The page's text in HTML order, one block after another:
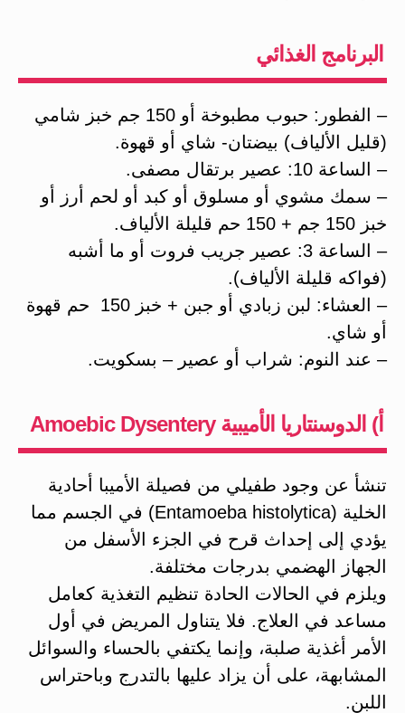
البرنامج الغذائي
– الفطور: حبوب مطبوخة أو 150 جم خبز شامي
(قليل الألياف) بيضتان- شاي أو قهوة.
– الساعة 10: عصير برتقال مصفى.
– سمك مشوي أو مسلوق أو كبد أو لحم أرز أو
خبز 150 جم + 150 حم قليلة الألياف.
– الساعة 3: عصير جريب فروت أو ما أشبه
(فواكه قليلة الألياف).
– العشاء: لبن زبادي أو جبن + خبز 150 حم قهوة
أو شاي.
– عند النوم: شراب أو عصير – بسكويت.
أ) الدوسنتاريا الأميبية Amoebic Dysentery
تنشأ عن وجود طفيلي من فصيلة الأميبا أحادية
الخلية (Entamoeba histolytica) في الجسم مما
يؤدي إلى إحداث قرح في الجزء الأسفل من
الجهاز الهضمي بدرجات مختلفة.
ويلزم في الحالات الحادة تنظيم التغذية كعامل
مساعد في العلاج. فلا يتناول المريض في أول
الأمر أغذية صلبة، وإنما يكتفي بالحساء والسوائل
المشابهة، على أن يزاد عليها بالتدرج وباحتراس
اللبن.